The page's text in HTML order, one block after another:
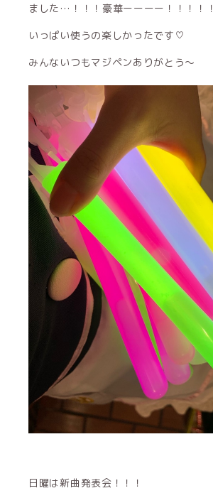
ました…！！！豪華ーーーー！！！！！
いっぱい使うの楽しかったです♡
みんないつもマジペンありがとう〜
日曜は新曲発表会！！！